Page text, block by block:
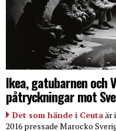
Ikea, gatubarnen och
påtryckningar mot
Det som hände i Ceutaär
2016 pressade Marocko